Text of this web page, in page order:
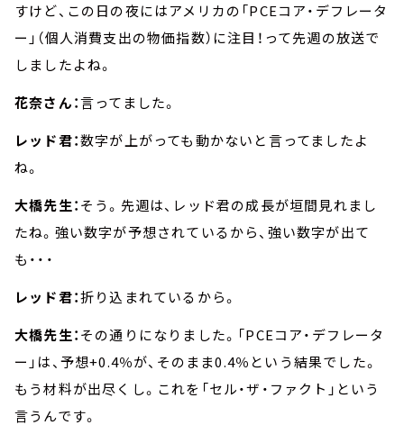
すけど、この日の夜にはアメリカの「PCEコア・デフレータ
ー」（個人消費支出の物価指数）に注目！って先週の放送で
しましたよね。
花奈さん：言ってました。
レッド君：数字が上がっても動かないと言ってましたよ
ね。
大橋先生：そう。先週は、レッド君の成長が垣間見れまし
たね。強い数字が予想されているから、強い数字が出て
も・・・
レッド君：折り込まれているから。
大橋先生：その通りになりました。「PCEコア・デフレータ
ー」は、予想+0.4％が、そのまま0.4％という結果でした。
もう材料が出尽くし。これを「セル・ザ・ファクト」という
言うんです。